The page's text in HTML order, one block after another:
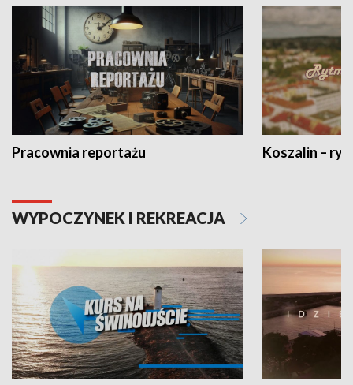
Pracownia reportażu Koszalin –
WYPOCZYNEK I REKREACJA